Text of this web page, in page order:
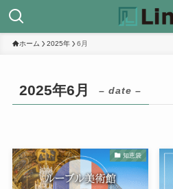
ホーム 2025年 6月
2025年6月 – date –
知恵袋